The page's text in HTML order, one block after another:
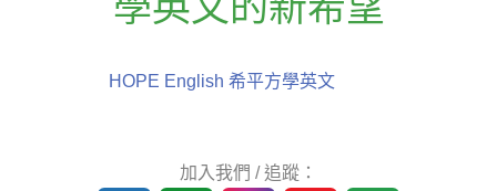
HOPE English 希平方學英文
加入我們 / 追蹤：